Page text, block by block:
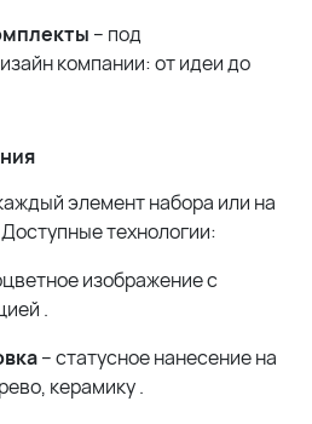
– под
компании: от идеи до
элемент набора или на
Доступные технологии:
изображение с
.
– статусное нанесение на
керамику.